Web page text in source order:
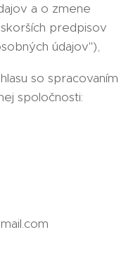
a o zmene
predpisov
údajov"),
so spracovaním
spoločnosti: